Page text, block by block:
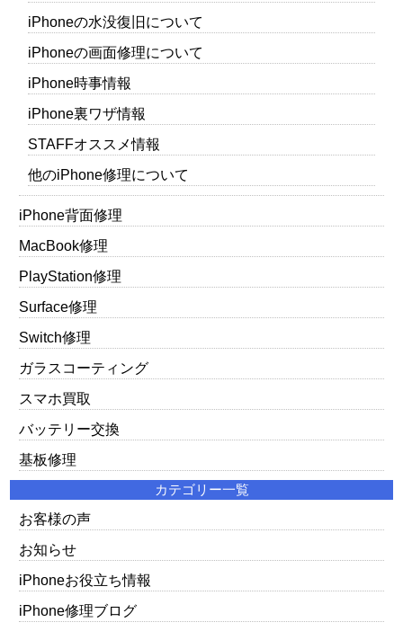
iPhoneの水没復旧について
iPhoneの画面修理について
iPhone時事情報
iPhone裏ワザ情報
STAFFオススメ情報
他のiPhone修理について
iPhone背面修理
MacBook修理
PlayStation修理
Surface修理
Switch修理
ガラスコーティング
スマホ買取
バッテリー交換
基板修理
カテゴリー一覧
お客様の声
お知らせ
iPhoneお役立ち情報
iPhone修理ブログ